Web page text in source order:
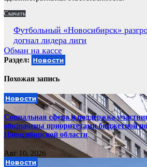
Скачать
Навигация
по
записям
Футбольный «Новосибирск»
догнал лидера лиги
Обман на кассе
Раздел: Новости
Похожая запись
Новости
Социальная сфера и поддержка
обозначены приоритетами бюджетной
Новосибирской области
Авг 10, 2026
Новости